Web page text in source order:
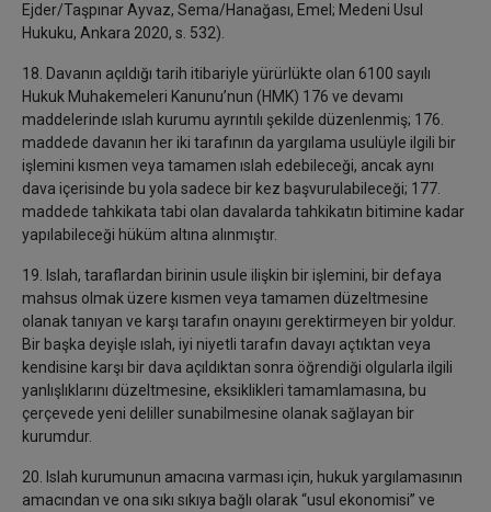
Ejder/Taşpınar Ayvaz, Sema/Hanağası, Emel; Medeni Usul
Hukuku, Ankara 2020, s. 532).
18. Davanın açıldığı tarih itibariyle yürürlükte olan 6100 sayılı
Hukuk Muhakemeleri Kanunu’nun (HMK) 176 ve devamı
maddelerinde ıslah kurumu ayrıntılı şekilde düzenlenmiş; 176.
maddede davanın her iki tarafının da yargılama usulüyle ilgili bir
işlemini kısmen veya tamamen ıslah edebileceği, ancak aynı
dava içerisinde bu yola sadece bir kez başvurulabileceği; 177.
maddede tahkikata tabi olan davalarda tahkikatın bitimine kadar
yapılabileceği hüküm altına alınmıştır.
19. Islah, taraflardan birinin usule ilişkin bir işlemini, bir defaya
mahsus olmak üzere kısmen veya tamamen düzeltmesine
olanak tanıyan ve karşı tarafın onayını gerektirmeyen bir yoldur.
Bir başka deyişle ıslah, iyi niyetli tarafın davayı açtıktan veya
kendisine karşı bir dava açıldıktan sonra öğrendiği olgularla ilgili
yanlışlıklarını düzeltmesine, eksiklikleri tamamlamasına, bu
çerçevede yeni deliller sunabilmesine olanak sağlayan bir
kurumdur.
20. Islah kurumunun amacına varması için, hukuk yargılamasının
amacından ve ona sıkı sıkıya bağlı olarak “usul ekonomisi” ve